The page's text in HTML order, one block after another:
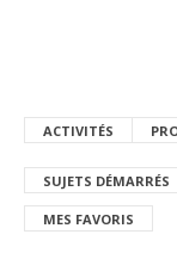
ACTIVITÉS
SUJETS DÉMARRÉS
MES FAVORIS